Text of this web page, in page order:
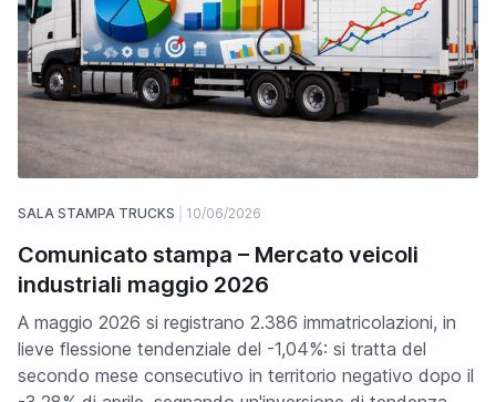
SALA STAMPA TRUCKS 10/06/2026
Comunicato stampa – Mercato veicoli
industriali maggio 2026
A maggio 2026 si registrano 2.386 immatricolazioni, in
lieve flessione tendenziale del -1,04%: si tratta del
secondo mese consecutivo in territorio negativo dopo il